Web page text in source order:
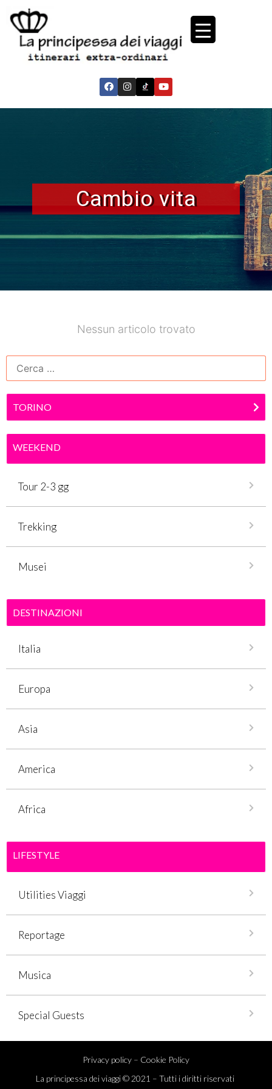
Cambio vita
Nessun articolo trovato
TORINO
WEEKEND
Tour 2-3 gg
Trekking
Musei
DESTINAZIONI
Italia
Europa
Asia
America
Africa
LIFESTYLE
Utilities Viaggi
Reportage
Musica
Special Guests
Privacy policy – Cookie Policy
La principessa dei viaggi © 2021 – Tutti i diritti riservati